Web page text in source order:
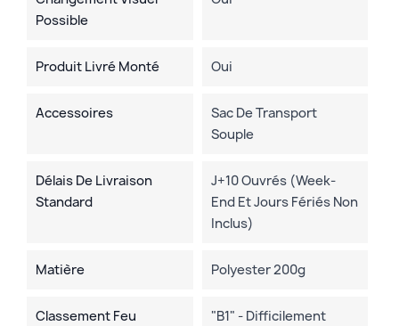
Possible
Produit Livré Monté Oui
Accessoires
Sac De Transport
Souple
Délais De Livraison
Standard
J+10 Ouvrés (week-
End Et Jours Fériés Non
Inclus)
Matière Polyester 200g
Classement Feu
"B1" - Difficilement